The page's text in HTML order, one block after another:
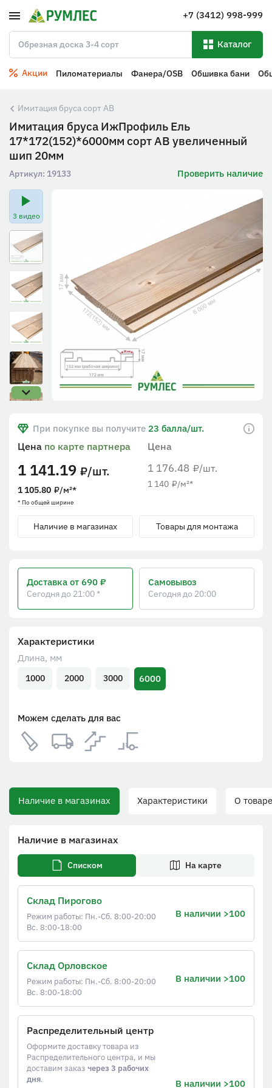
+7 (3412) 998-999
Каталог
Акции Пиломатериалы Фанера/OSB Обшивка бани
Имитация бруса сорт АВ
Имитация бруса ИжПрофиль Ель
17*172(152)*6000мм сорт АВ увеличенный
шип 20мм
Артикул: 19133 Проверить наличие
3 видео
Характеристики
Длина, мм
1000 2000 3000 6000
Можем сделать для вас
При покупке вы получите 23 балла/шт.
Цена
1 176.48 ₽/шт.
1 140 ₽/м²*
Цена по карте партнера
1 141.19 ₽/шт.
1 105.80 ₽/м²*
* По общей ширине
Наличие в магазинах Товары для монтажа
Доставка от 690 ₽
Сегодня до 21:00 *
Самовывоз
Сегодня до 20:00
Наличие в магазинах Характеристики О товаре
Наличие в магазинах
Списком На карте
Склад Пирогово
Режим работы: Пн.-Сб. 8:00-20:00
Вс. 8:00-18:00
В наличии >100
Склад Орловское
Режим работы: Пн.-Сб. 8:00-20:00
Вс. 8:00-18:00
В наличии >100
Распределительный центр
Оформите доставку товара из
Распределительного центра, и мы
доставим заказ через 3 рабочих
дня.
В наличии >100